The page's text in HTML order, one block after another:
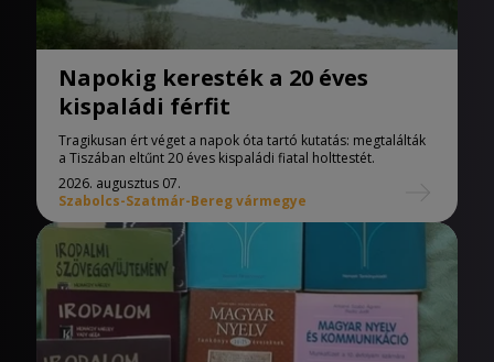
Napokig keresték a 20 éves
kispaládi férfit
Tragikusan ért véget a napok óta tartó kutatás: megtalálták
a Tiszában eltűnt 20 éves kispaládi fiatal holttestét.
2026. augusztus 07.
Szabolcs-Szatmár-Bereg vármegye